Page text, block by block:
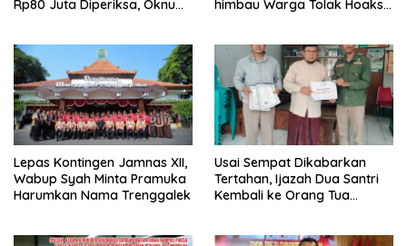
Rp80 Juta Diperiksa, Oknum
himbau Warga Tolak Hoaks
Lepas Kontingen Jamnas XII,
Wabup Syah Minta Pramuka
Harumkan Nama Trenggalek
Usai Sempat Dikabarkan
Tertahan, Ijazah Dua Santri
Kembali ke Orang Tua